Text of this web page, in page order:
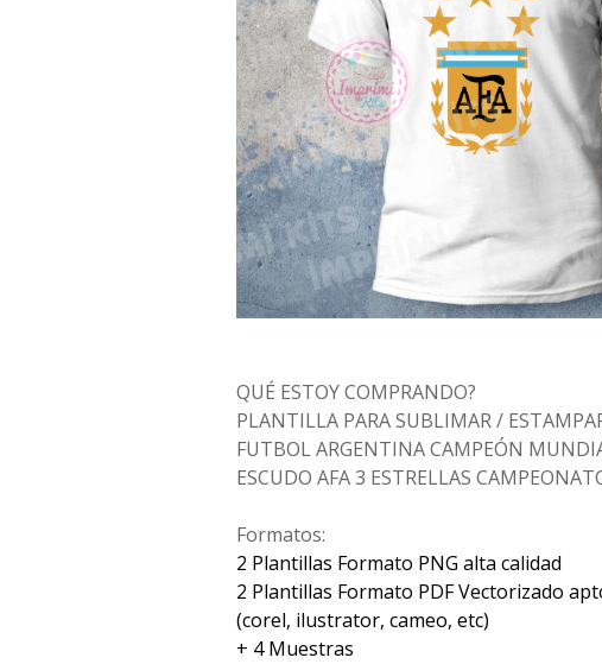
QUÉ ESTOY COMPRANDO?
PLANTILLA PARA SUBLIMAR /
FUTBOL ARGENTINA CAMPEÓN
ESCUDO AFA 3 ESTRELLAS
Formatos:
2 Plantillas Formato PNG alta calidad
2 Plantillas Formato PDF Vectorizado
(corel, ilustrator, cameo, etc)
+ 4 Muestras